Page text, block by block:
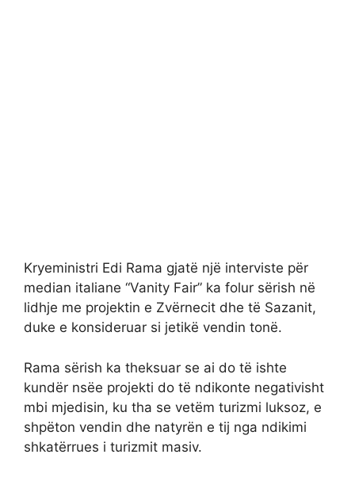
Kryeministri Edi Rama gjatë një interviste për
median italiane “Vanity Fair” ka folur sërish në
lidhje me projektin e Zvërnecit dhe të Sazanit,
duke e konsideruar si jetikë vendin tonë.
Rama sërish ka theksuar se ai do të ishte
kundër nsëe projekti do të ndikonte negativisht
mbi mjedisin, ku tha se vetëm turizmi luksoz, e
shpëton vendin dhe natyrën e tij nga ndikimi
shkatërrues i turizmit masiv.